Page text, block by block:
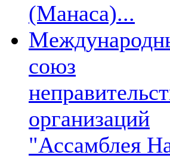
(Манаса)...
союз
организаций
"Ассамблея